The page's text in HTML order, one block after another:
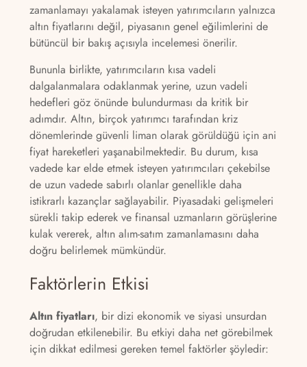
zamanlamayı yakalamak isteyen yatırımcıların yalnızca
altın fiyatlarını değil, piyasanın genel eğilimlerini de
bütüncül bir bakış açısıyla incelemesi önerilir.
Bununla birlikte, yatırımcıların kısa vadeli
dalgalanmalara odaklanmak yerine, uzun vadeli
hedefleri göz önünde bulundurması da kritik bir
adımdır. Altın, birçok yatırımcı tarafından kriz
dönemlerinde güvenli liman olarak görüldüğü için ani
fiyat hareketleri yaşanabilmektedir. Bu durum, kısa
vadede kar elde etmek isteyen yatırımcıları çekebilse
de uzun vadede sabırlı olanlar genellikle daha
istikrarlı kazançlar sağlayabilir. Piyasadaki gelişmeleri
sürekli takip ederek ve finansal uzmanların görüşlerine
kulak vererek, altın alım-satım zamanlamasını daha
doğru belirlemek mümkündür.
Faktörlerin Etkisi
Altın fiyatları, bir dizi ekonomik ve siyasi unsurdan
doğrudan etkilenebilir. Bu etkiyi daha net görebilmek
için dikkat edilmesi gereken temel faktörler şöyledir: